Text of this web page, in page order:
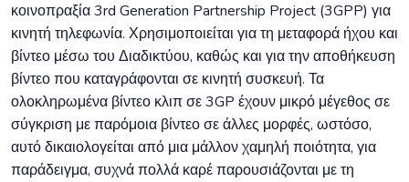
κοινοπραξία 3rd Generation Partnership Project (3GPP) για
κινητή τηλεφωνία. Χρησιμοποιείται για τη μεταφορά ήχου και
βίντεο μέσω του Διαδικτύου, καθώς και για την αποθήκευση
βίντεο που καταγράφονται σε κινητή συσκευή. Τα
ολοκληρωμένα βίντεο κλιπ σε 3GP έχουν μικρό μέγεθος σε
σύγκριση με παρόμοια βίντεο σε άλλες μορφές, ωστόσο,
αυτό δικαιολογείται από μια μάλλον χαμηλή ποιότητα, για
παράδειγμα, συχνά πολλά καρέ παρουσιάζονται με τη